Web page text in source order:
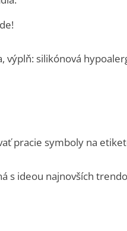
výplň: silikónová
pracie symboly na
s ideou najnovších